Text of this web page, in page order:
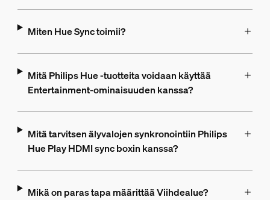
Miten Hue Sync toimii?
Mitä Philips Hue -tuotteita voidaan käyttää
Entertainment-ominaisuuden kanssa?
Mitä tarvitsen älyvalojen synkronointiin Philips
Hue Play HDMI sync boxin kanssa?
Mikä on paras tapa määrittää Viihdealue?